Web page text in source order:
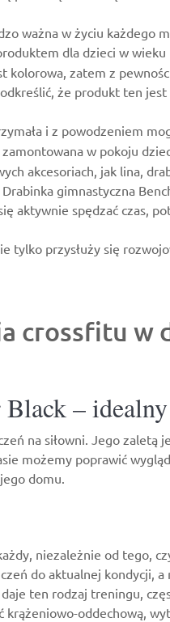
ważna w życiu
dla dzieci w
zatem z
że produkt ten
i z powodzeniem
zamontowana w pokoju
akcesoriach, jak lina,
gimnastyczna
aktywnie spędzać czas,
przysłuży się
crossfitu w
–
na siłowni. Jego
możemy poprawić
domu.
niezależnie od tego,
do aktualnej kondycji,
ten rodzaj treningu,
oddechową,